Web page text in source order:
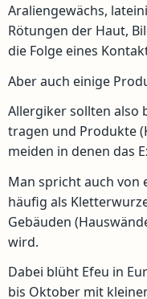
Araliengewächs,
Rötungen der Haut,
die Folge eines
Aber auch einige
Allergiker sollten also
tragen und Produkte
meiden in denen das
Man spricht auch von
häufig als
Gebäuden
wird.
Dabei blüht Efeu in
bis Oktober mit